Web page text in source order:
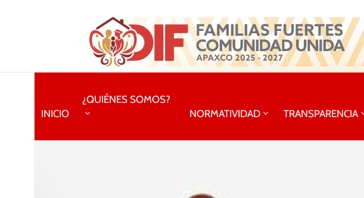
INICIO
¿QUIÉNES SOMOS?
NORMATIVIDAD
TRANSPARENCIA